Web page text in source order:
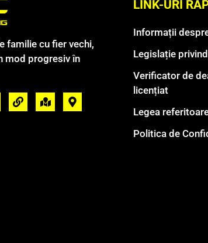
familie cu fier vechi,
mod progresiv în
LINK-URI
Informații
Legislație
Verificator de
licențiat
Legea
Politica de